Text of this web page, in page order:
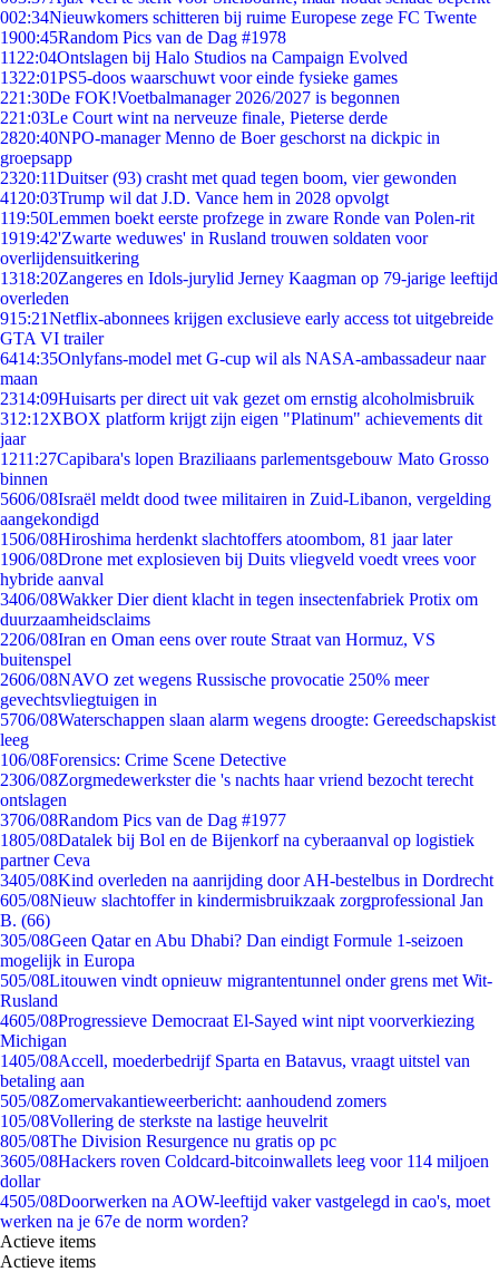
002:34Nieuwkomers schitteren bij ruime Europese zege FC Twente
1900:45Random Pics van de Dag #1978
11 22:04Ontslagen bij Halo Studios na Campaign Evolved
1322:01PS5-doos waarschuwt voor einde fysieke games
221:30De FOK!Voetbalmanager 2026/2027 is begonnen
221:03Le Court wint na nerveuze finale, Pieterse derde
2820:40NPO-manager Menno de Boer geschorst na dickpic in
groepsapp
2320:11Duitser (93) crasht met quad tegen boom, vier gewonden
41 20:03Trump wil dat J.D. Vance hem in 2028 opvolgt
119:50Lemmen boekt eerste profzege in zware Ronde van Polen-rit
1919:42'Zwarte weduwes' in Rusland trouwen soldaten voor
overlijdensuitkering
1318:20Zangeres en Idols-jurylid Jerney Kaagman op 79-jarige leeftijd
overleden
915:21Netflix-abonnees krijgen exclusieve early access tot uitgebreide
GTA VI trailer
6414:35Onlyfans-model met G-cup wil als NASA-ambassadeur naar
maan
2314:09Huisarts per direct uit vak gezet om ernstig alcoholmisbruik
312:12XBOX platform krijgt zijn eigen "Platinum" achievements dit
jaar
1211:27Capibara's lopen Braziliaans parlementsgebouw Mato Grosso
binnen
5606/08Israël meldt dood twee militairen in Zuid-Libanon, vergelding
aangekondigd
1506/08Hiroshima herdenkt slachtoffers atoombom, 81 jaar later
1906/08Drone met explosieven bij Duits vliegveld voedt vrees voor
hybride aanval
3406/08Wakker Dier dient klacht in tegen insectenfabriek Protix om
duurzaamheidsclaims
2206/08Iran en Oman eens over route Straat van Hormuz, VS
buitenspel
2606/08NAVO zet wegens Russische provocatie 250% meer
gevechtsvliegtuigen in
5706/08Waterschappen slaan alarm wegens droogte: Gereedschapskist
leeg
106/08Forensics: Crime Scene Detective
2306/08Zorgmedewerkster die 's nachts haar vriend bezocht terecht
ontslagen
3706/08Random Pics van de Dag #1977
1805/08Datalek bij Bol en de Bijenkorf na cyberaanval op logistiek
partner Ceva
3405/08Kind overleden na aanrijding door AH-bestelbus in Dordrecht
605/08Nieuw slachtoffer in kindermisbruikzaak zorgprofessional Jan
B. (66)
305/08Geen Qatar en Abu Dhabi? Dan eindigt Formule 1-seizoen
mogelijk in Europa
505/08Litouwen vindt opnieuw migrantentunnel onder grens met Wit-
Rusland
4605/08Progressieve Democraat El-Sayed wint nipt voorverkiezing
Michigan
1405/08Accell, moederbedrijf Sparta en Batavus, vraagt uitstel van
betaling aan
505/08Zomervakantieweerbericht: aanhoudend zomers
105/08Vollering de sterkste na lastige heuvelrit
805/08The Division Resurgence nu gratis op pc
3605/08Hackers roven Coldcard-bitcoinwallets leeg voor 114 miljoen
dollar
4505/08Doorwerken na AOW-leeftijd vaker vastgelegd in cao's, moet
werken na je 67e de norm worden?
Actieve items
Actieve items